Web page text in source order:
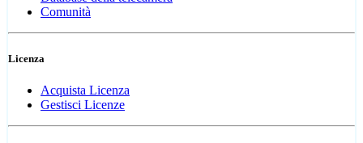
Comunità
Licenza
Acquista Licenza
Gestisci Licenze